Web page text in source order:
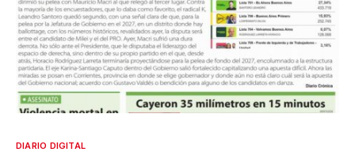
DIARIO DIGITAL